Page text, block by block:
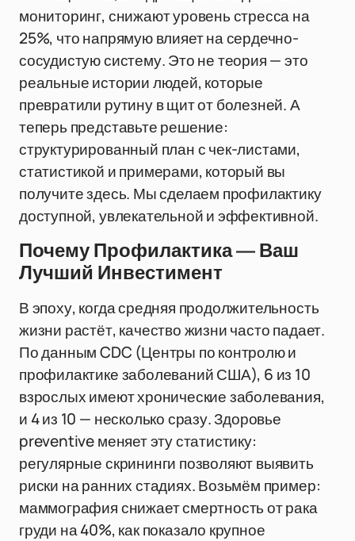
мониторинг, снижают уровень стресса на
25%, что напрямую влияет на сердечно-
сосудистую систему. Это не теория — это
реальные истории людей, которые
превратили рутину в щит от болезней. А
теперь представьте решение:
структурированный план с чек-листами,
статистикой и примерами, который вы
получите здесь. Мы сделаем профилактику
доступной, увлекательной и эффективной.
Почему Профилактика — Ваш
Лучший Инвестимент
В эпоху, когда средняя продолжительность
жизни растёт, качество жизни часто падает.
По данным CDC (Центры по контролю и
профилактике заболеваний США), 6 из 10
взрослых имеют хронические заболевания,
и 4 из 10 — несколько сразу. Здоровье
preventive меняет эту статистику:
регулярные скрининги позволяют выявить
риски на ранних стадиях. Возьмём пример:
маммография снижает смертность от рака
груди на 40%, как показало крупное